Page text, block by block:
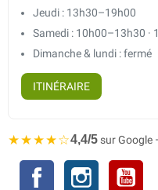
Jeudi : 13h30–19h00
Samedi : 10h00–13h30 ·
Dimanche & lundi : fermé
ITINÉRAIRE
★★★★☆4,4/5sur Google
Facebook Instagram